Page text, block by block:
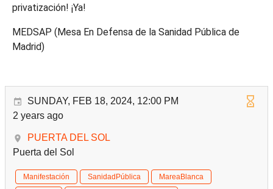
privatización! ¡Ya!
MEDSAP (Mesa En Defensa de la Sanidad Pública de
Madrid)
SUNDAY, FEB 18, 2024, 12:00 PM
2 years ago
PUERTA DEL SOL
Puerta del Sol
Manifestación SanidadPública
MareaBlanca